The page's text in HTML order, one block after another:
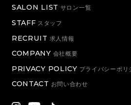
SALON LIST サロン一覧
STAFF スタッフ
RECRUIT 求人情報
COMPANY 会社概要
PRIVACY POLICY プライバシーポリ
CONTACT お問い合わせ